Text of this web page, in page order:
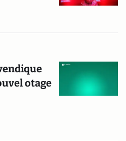
otage